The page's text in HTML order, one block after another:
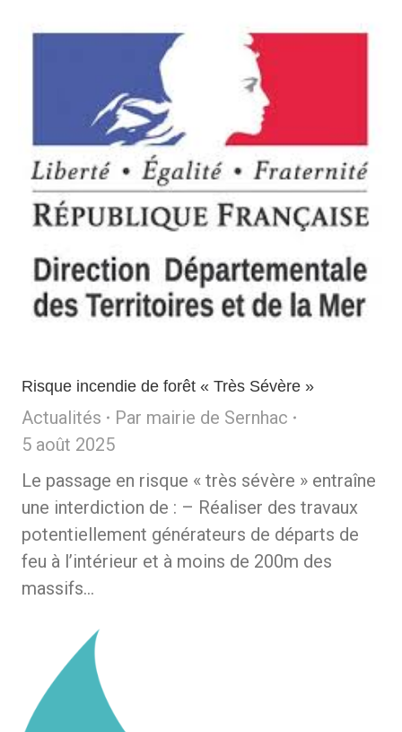
Risque incendie de forêt « Très Sévère »
Actualités Par mairie de Sernhac
5 août 2025
Le passage en risque « très sévère » entraîne
une interdiction de : – Réaliser des travaux
potentiellement générateurs de départs de
feu à l’intérieur et à moins de 200m des
massifs…